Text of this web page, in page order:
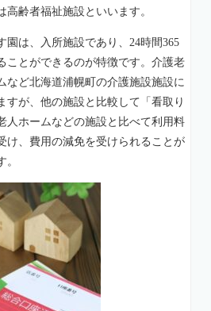
高齢者福祉施設といいます。
園は、入所施設であり、24時間365
ことができるのが特徴です。介護老
など北海道浦幌町の介護施設施設に
すが、他の施設と比較して「看取り
人ホームなどの施設と比べて利用料
け、費用の減免を受けられることが